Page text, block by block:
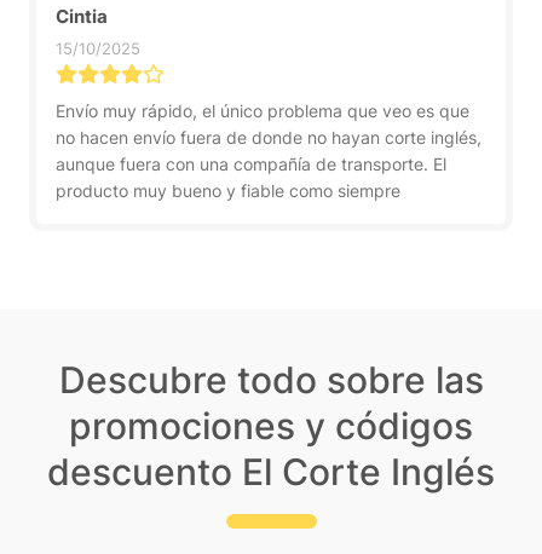
Cintia
15/10/2025
Envío muy rápido, el único problema que veo es que
no hacen envío fuera de donde no hayan corte inglés,
aunque fuera con una compañía de transporte. El
producto muy bueno y fiable como siempre
Descubre todo sobre las
promociones y códigos
descuento El Corte Inglés